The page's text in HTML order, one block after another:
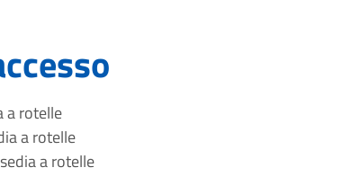
a rotelle
a rotelle
a rotelle